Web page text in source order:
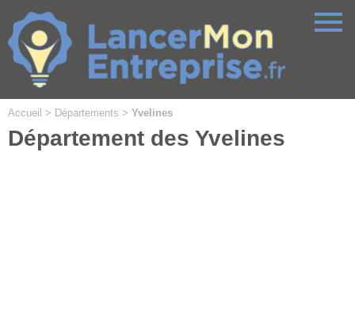
Accueil > Départements > Yvelines
Département des Yvelines